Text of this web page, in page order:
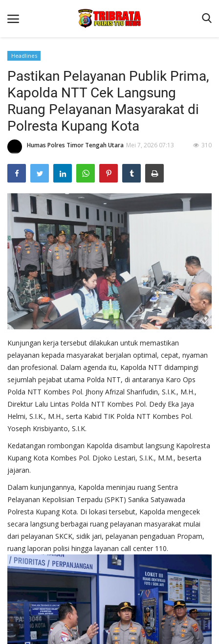
Beranda
Terms & Conditions
Reskrim
Binkam
Lantas
OPINI
Headlines
Pastikan Pelayanan Publik Prima,
Kapolda NTT Cek Langsung
Ruang Pelayanan Masyarakat di
Polresta Kupang Kota
Humas Polres Timor Tengah Utara Mei 7, 2026 07:13 310
Kunjungan kerja tersebut dilakukan untuk memastikan
pelayanan kepada masyarakat berjalan optimal, cepat, nyaman
dan profesional. Dalam agenda itu, Kapolda NTT didampingi
sejumlah pejabat utama Polda NTT, di antaranya Karo Ops
Polda NTT Kombes Pol. Jhony Afrizal Sharifudin, S.I.K., M.H.,
Direktur Lalu Lintas Polda NTT Kombes Pol. Dedy Eka Jaya
Helmi, S.I.K., M.H., serta Kabid TIK Polda NTT Kombes Pol.
Yoseph Krisbiyanto, S.I.K.
Kedatangan rombongan Kapolda disambut langsung Kapolresta
Kupang Kota Kombes Pol. Djoko Lestari, S.I.K., M.M., beserta
jajaran.
Dalam kunjungannya, Kapolda meninjau ruang Sentra
Pelayanan Kepolisian Terpadu (SPKT) Sanika Satyawada
Polresta Kupang Kota. Di lokasi tersebut, Kapolda mengecek
secara langsung berbagai ruang pelayanan masyarakat mulai
dari pelayanan SKCK, sidik jari, pelayanan pengaduan Propam,
ruang laporan polisi hingga layanan call center 110.